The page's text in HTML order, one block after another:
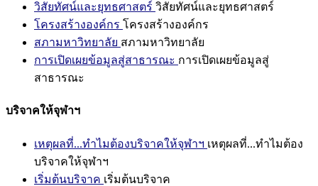
วิสัยทัศน์และยุทธศาสตร์ วิสัยทัศน์และยุทธศาสตร์
โครงสร้างองค์กร โครงสร้างองค์กร
สภามหาวิทยาลัย สภามหาวิทยาลัย
การเปิดเผยข้อมูลสู่สาธารณะ การเปิดเผยข้อมูลสู่
สาธารณะ
บริจาคให้จุฬาฯ
เหตุผลที่...ทำไมต้องบริจาคให้จุฬาฯ เหตุผลที่...ทำไมต้อง
บริจาคให้จุฬาฯ
เริ่มต้นบริจาค เริ่มต้นบริจาค